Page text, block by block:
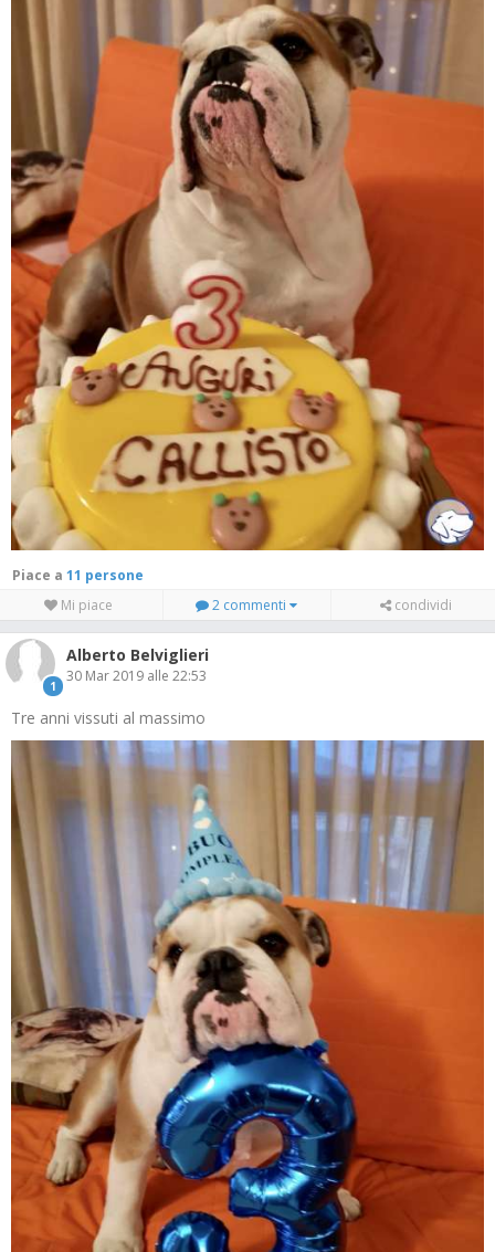
Piace a
11 persone
Mi piace
2 commenti condividi
1
Alberto Belviglieri
30 Mar 2019 alle 22:53
Tre anni vissuti al massimo